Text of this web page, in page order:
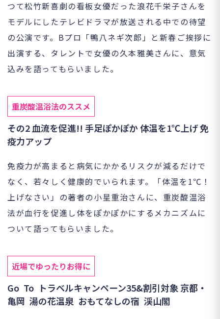
つて松竹新喜劇の看板女優だった浪花千栄子さんを
モデルにしたテレビドラマが放送される中での待望
の公演です。Bプロ「鴨八ネギ次郎」と新春ご挨拶に
出演する、タレントで女優の久本雅美さんに、意気
込みを語ってもらいました。
重炭酸温浴法のススメ
その2 血流を促進!! 手足ぽかぽか 体温を1℃上げ 免
疫力アップ
免疫力が高まると病気にかかるリスクが減るだけで
なく、若々しく健康的でいられます。「体温を1℃！
上げなさい」の著者の小星重治さんに、重炭酸温浴
法が血行を促進し体をぽかぽかにするメカニズムに
ついて語ってもらいました。
近場でゆったりお得に
Go To トラベルキャンペーン35&割引対象 京都・
亀岡 湯の花温泉 おもてなしの宿 渓山閣